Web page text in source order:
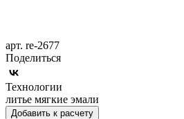
арт. re-2677
Поделиться
Технологии
литье мягкие эмали
Добавить к расчету